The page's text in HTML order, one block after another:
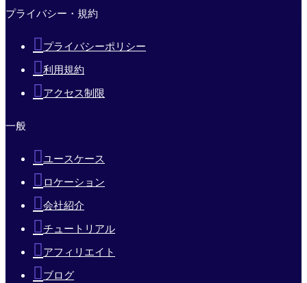
プライバシー・規約
プライバシーポリシー
利用規約
アクセス制限
一般
ユースケース
ロケーション
会社紹介
チュートリアル
アフィリエイト
ブログ